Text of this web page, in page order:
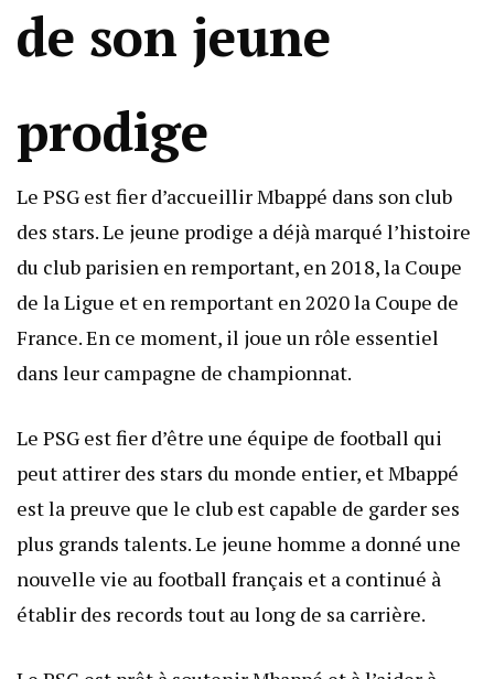
de son jeune
prodige
Le PSG est fier d’accueillir Mbappé dans son club
des stars. Le jeune prodige a déjà marqué l’histoire
du club parisien en remportant, en 2018, la Coupe
de la Ligue et en remportant en 2020 la Coupe de
France. En ce moment, il joue un rôle essentiel
dans leur campagne de championnat.
Le PSG est fier d’être une équipe de football qui
peut attirer des stars du monde entier, et Mbappé
est la preuve que le club est capable de garder ses
plus grands talents. Le jeune homme a donné une
nouvelle vie au football français et a continué à
établir des records tout au long de sa carrière.